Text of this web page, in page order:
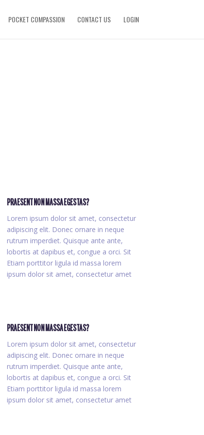
POCKET COMPASSION CONTACT US LOGIN
PRAESENT NON MASSA EGESTAS?
Lorem ipsum dolor sit amet, consectetur
adipiscing elit. Donec ornare in neque
rutrum imperdiet. Quisque ante ante,
lobortis at dapibus et, congue a orci. Sit
Etiam porttitor ligula id massa lorem
ipsum dolor sit amet, consectetur amet
PRAESENT NON MASSA EGESTAS?
Lorem ipsum dolor sit amet, consectetur
adipiscing elit. Donec ornare in neque
rutrum imperdiet. Quisque ante ante,
lobortis at dapibus et, congue a orci. Sit
Etiam porttitor ligula id massa lorem
ipsum dolor sit amet, consectetur amet